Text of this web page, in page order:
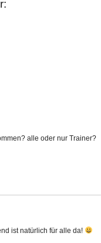
alle oder nur Trainer?
ist natürlich für alle da!